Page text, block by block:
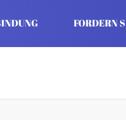
FORDERN